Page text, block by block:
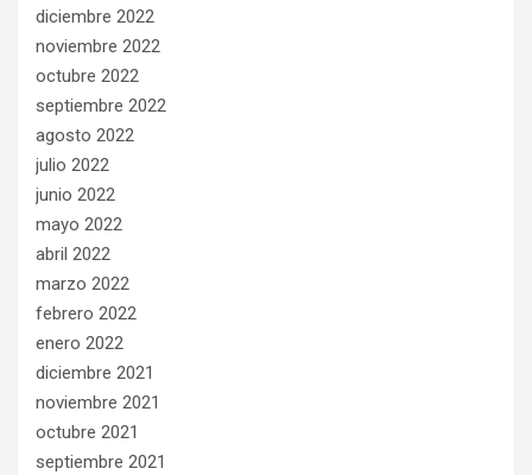
diciembre 2022
noviembre 2022
octubre 2022
septiembre 2022
agosto 2022
julio 2022
junio 2022
mayo 2022
abril 2022
marzo 2022
febrero 2022
enero 2022
diciembre 2021
noviembre 2021
octubre 2021
septiembre 2021